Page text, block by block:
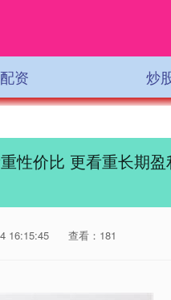
资 炒
性价比 更看重长期盈
16:15:45 查看：181